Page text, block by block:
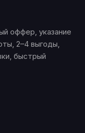
оффер, указание
2–4 выгоды,
быстрый